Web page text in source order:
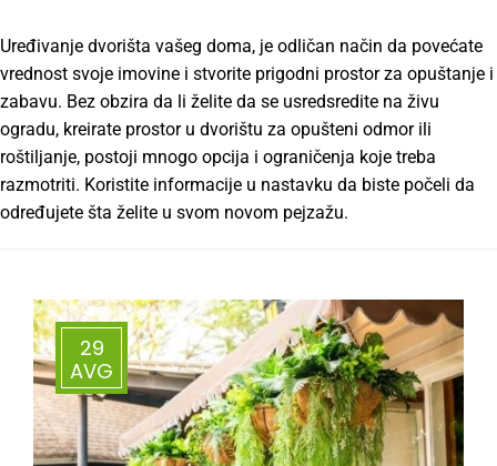
Uređivanje dvorišta vašeg doma, je odličan način da povećate
vrednost svoje imovine i stvorite prigodni prostor za opuštanje i
zabavu. Bez obzira da li želite da se usredsredite na živu
ogradu, kreirate prostor u dvorištu za opušteni odmor ili
roštiljanje, postoji mnogo opcija i ograničenja koje treba
razmotriti. Koristite informacije u nastavku da biste počeli da
određujete šta želite u svom novom pejzažu.
29
AVG